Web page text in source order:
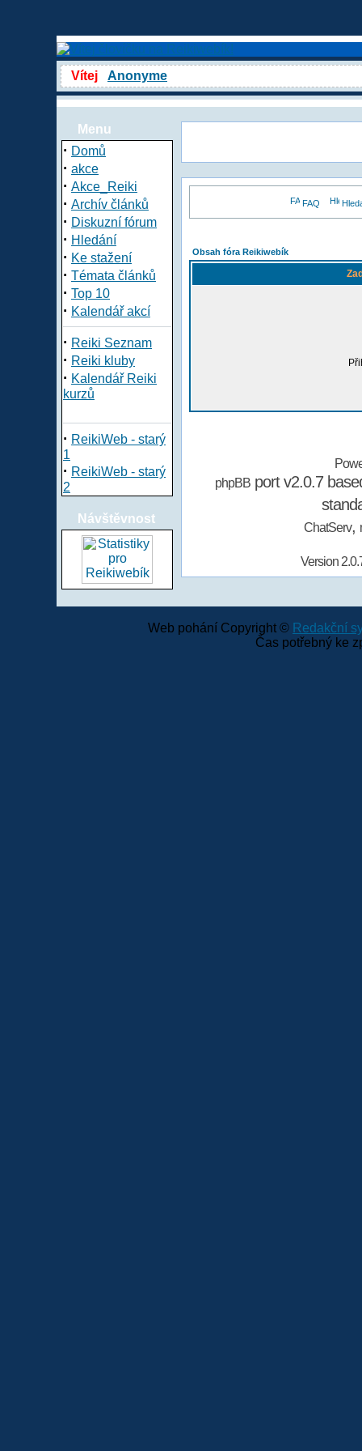
Vítej Anonyme
Menu
· Domů
· akce
· Akce_Reiki
· Archív článků
· Diskuzní fórum
· Hledání
· Ke stažení
· Témata článků
· Top 10
· Kalendář akcí
· Reiki Seznam
· Reiki kluby
· Kalendář Reiki
kurzů
· ReikiWeb - starý
1
· ReikiWeb - starý
2
Návštěvnost
FAQ
Obsah fóra Reikiwebík
phpBBport v2.0.7
ChatServ,
Version
Web pohání Copyright © Redakční
Čas potřebný ke